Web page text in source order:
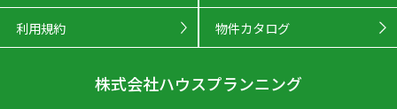
利用規約 物件カタログ
株式会社ハウスプランニング